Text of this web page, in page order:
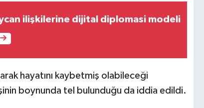
ilişkilerine dijital diplomasi modeli
hayatını kaybetmiş olabileceği
boynunda tel bulunduğu da iddia edildi.